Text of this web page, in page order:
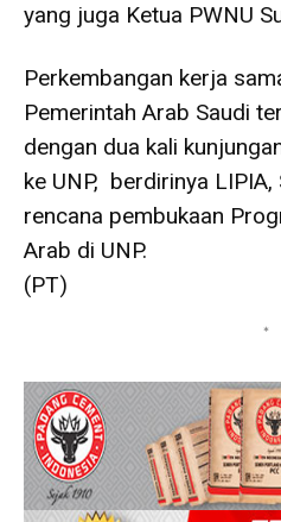
yang juga Ketua PWNU
Perkembangan kerja
Pemerintah Arab Saudi
dengan dua kali
ke UNP, berdirinya LIPIA,
rencana pembukaan
Arab di UNP.
(PT)
*